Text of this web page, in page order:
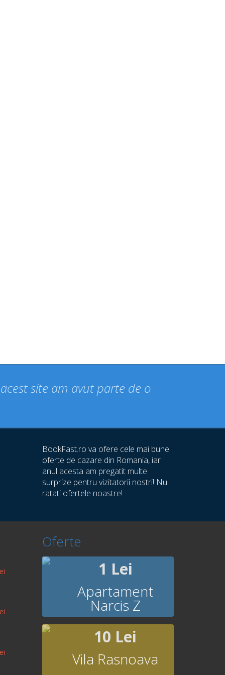
site am avut parte de o
BookFast.ro va ofere cele mai bune
oferte de cazare din Romania, iar
anul acesta am pregatit multe
surprize pentru vizitatorii nostri! Nu
ratati ofertele noastre!
Oferte
1 Lei
Apartament
Narcis Z
10 Lei
Vila Rasnoava